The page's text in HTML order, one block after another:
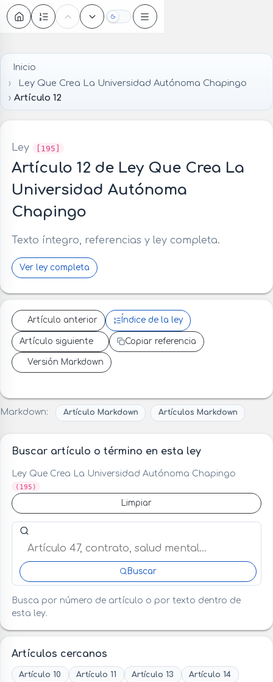
Oscuro
Inicio
Ley Que Crea La Universidad Autónoma Chapingo
Artículo 12
Ley [195]
Artículo 12 de Ley Que Crea La
Universidad Autónoma
Chapingo
Texto íntegro, referencias y ley completa.
Ver ley completa
Artículo anterior Índice de la ley
Artículo siguiente Copiar referencia
Versión Markdown
Markdown: Artículo Markdown Artículos Markdown
Buscar artículo o término en esta ley
Ley Que Crea La Universidad Autónoma Chapingo
(195)
Limpiar
Buscar artículo o término en esta ley
Buscar
Busca por número de artículo o por texto dentro de
esta ley.
Artículos cercanos
Artículo 10 Artículo 11 Artículo 13 Artículo 14